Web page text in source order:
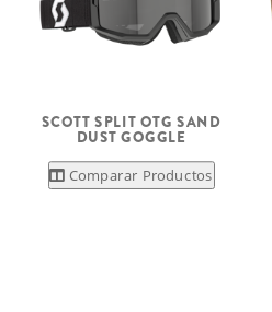
SCOTT SPLIT OTG SAND
DUST GOGGLE
Comparar Productos